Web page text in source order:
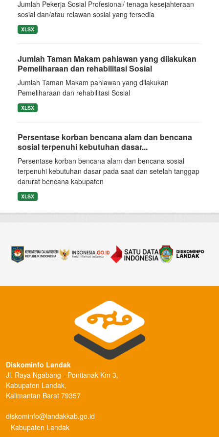
Jumlah Pekerja Sosial Profesional/ tenaga kesejahteraan
sosial dan/atau relawan sosial yang tersedia
XLSX
Jumlah Taman Makam pahlawan yang dilakukan
Pemeliharaan dan rehabilitasi Sosial
Jumlah Taman Makam pahlawan yang dilakukan
Pemeliharaan dan rehabilitasi Sosial
XLSX
Persentase korban bencana alam dan bencana
sosial terpenuhi kebutuhan dasar...
Persentase korban bencana alam dan bencana sosial
terpenuhi kebutuhan dasar pada saat dan setelah tanggap
darurat bencana kabupaten
XLSX
Diskominfo Landak
Jl. Raya Ngabang - Pontianak Km 3,
Kabupaten Landak,
Kalimantan Barat 79357
diskominfo@landakkab.go.id
Kabupaten Landak